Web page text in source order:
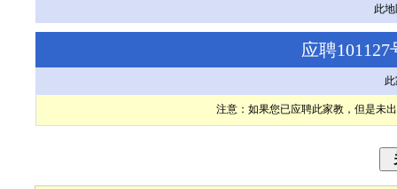
此
应聘
注意：如果您已应聘此家教，但是未